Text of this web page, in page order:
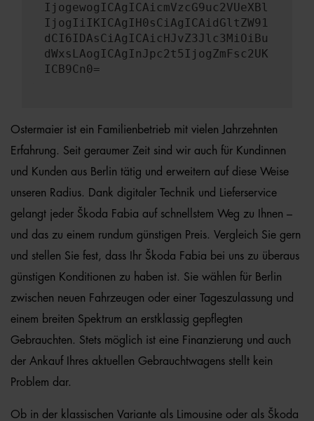
IjogewogICAgICAicmVzcG9uc2VUeXBl
IjogIiIKICAgIH0sCiAgICAidGltZW91
dCI6IDAsCiAgICAicHJvZ3Jlc3MiOiBu
dWxsLAogICAgInJpc2t5IjogZmFsc2UK
ICB9Cn0=
Ostermaier ist ein Familienbetrieb mit vielen Jahrzehnten
Erfahrung. Seit geraumer Zeit sind wir auch für Kundinnen
und Kunden aus Berlin tätig und erweitern auf diese Weise
unseren Radius. Dank digitaler Technik und Lieferservice
gelangt jeder Škoda Fabia auf schnellstem Weg zu Ihnen –
und das zu einem rundum günstigen Preis. Vergleich Sie gern
und stellen Sie fest, dass Ihr Škoda Fabia bei uns zu überaus
günstigen Konditionen zu haben ist. Sie wählen für Berlin
zwischen neuen Fahrzeugen oder einer Tageszulassung und
einem breiten Spektrum an erstklassig gepflegten
Gebrauchten. Stets möglich ist eine Finanzierung und auch
der Ankauf Ihres aktuellen Gebrauchtwagens stellt kein
Problem dar.
Ob in der klassischen Variante als Limousine oder als Škoda